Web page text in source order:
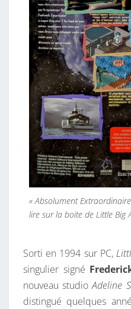
« Absolument
lire sur la boite de Little Big
Sorti en 1994 sur PC,
singulier signé
nouveau studioAdeline
distingué quelques